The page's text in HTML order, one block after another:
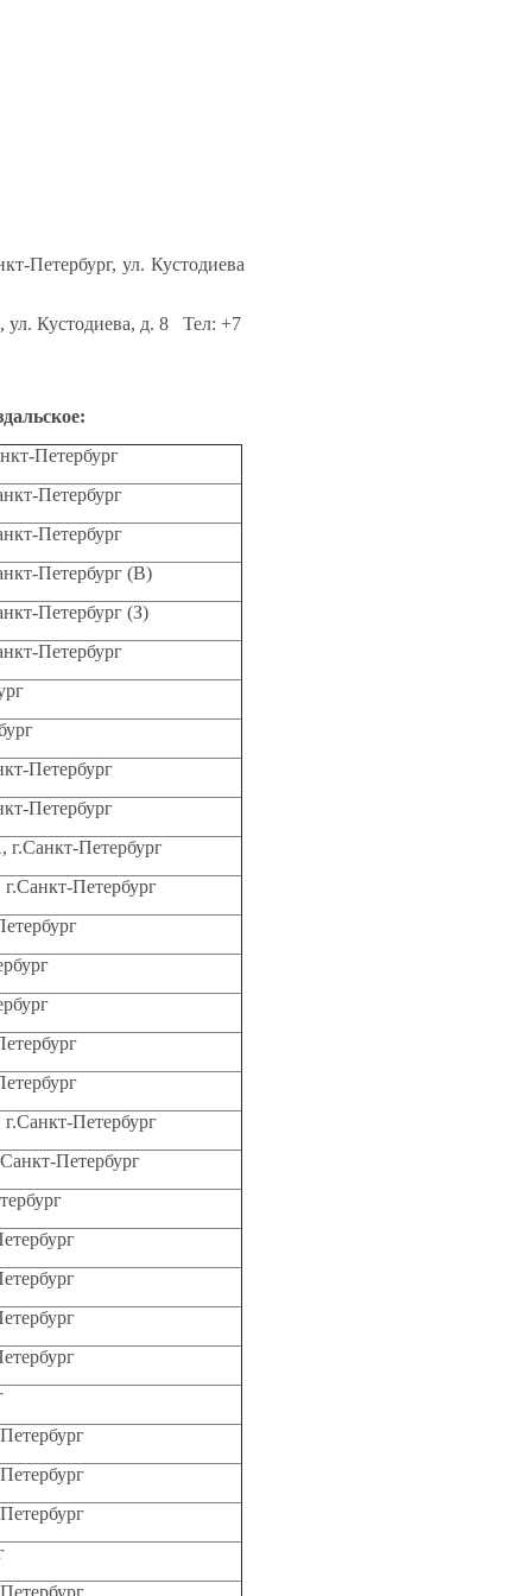
Петербург, ул. Кустодиева
Кустодиева, д. 8 Тел: +7
Петербург
Петербург
Петербург
Петербург (В)
Петербург (З)
Петербург
Петербург
Петербург
г.Санкт-Петербург
Петербург
Петербург
Петербург